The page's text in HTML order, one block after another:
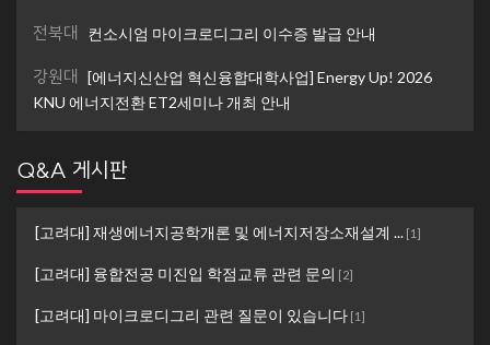
전북대 컨소시엄 마이크로디그리 이수증 발급 안내
강원대 [에너지신산업 혁신융합대학사업] Energy Up! 2026
KNU 에너지전환 ET2세미나 개최 안내
Q&A 게시판
[고려대] 재생에너지공학개론 및 에너지저장소재설계 ... [1]
[고려대] 융합전공 미진입 학점교류 관련 문의 [2]
[고려대] 마이크로디그리 관련 질문이 있습니다 [1]